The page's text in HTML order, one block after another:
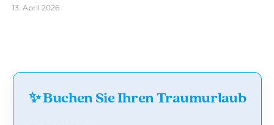
13. April 2026
✨ Buchen Sie Ihren Traumurlaub